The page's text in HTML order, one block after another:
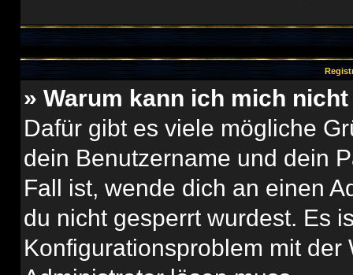
» Warum kann ich mich
Dafür gibt es viele mögliche
dein Benutzername und dein
Fall ist, wende dich an einen
du nicht gesperrt wurdest. Es
Konfigurationsproblem mit